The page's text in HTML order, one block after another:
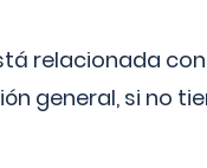
relacionada
general, si no